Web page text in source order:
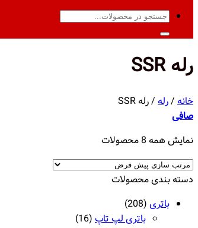
جستجو
برای:
رله SSR
خانه /رله /رله SSR
صافی
نمایش همه 8 محصولات
دسته‌ بندی محصولات
باتری (208)
باتری لپ تاپ (16)